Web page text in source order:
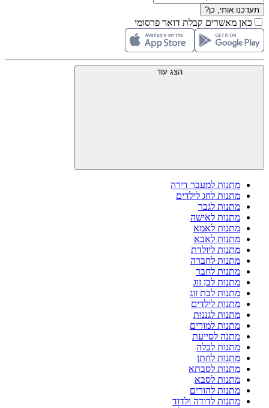
תעדכנו אותי, כן?
כאן מאשרים קבלת דואר פרסומי
הצג עוד
מתנות למעבר דירה
מתנות לחג לילדים
מתנות לגבר
מתנות לאישה
מתנות לאמא
מתנות לאבא
מתנות ליולדת
מתנות לחברה
מתנות לחבר
מתנות לבן זוג
מתנות לבת זוג
מתנות לילדים
מתנות לגננות
מתנות למורים
מתנה לסייעת
מתנות לכלה
מתנות לחתן
מתנות לסבתא
מתנות לסבא
מתנות להורים
מתנות לדודה ולדוד